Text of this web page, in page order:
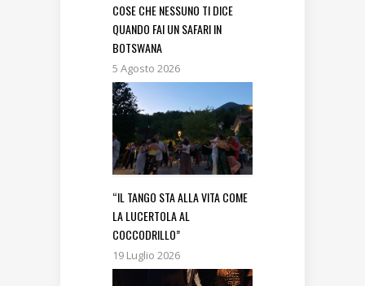
COSE CHE NESSUNO TI DICE
QUANDO FAI UN SAFARI IN
BOTSWANA
5 Agosto 2026
“IL TANGO STA ALLA VITA COME
LA LUCERTOLA AL
COCCODRILLO”
19 Luglio 2026